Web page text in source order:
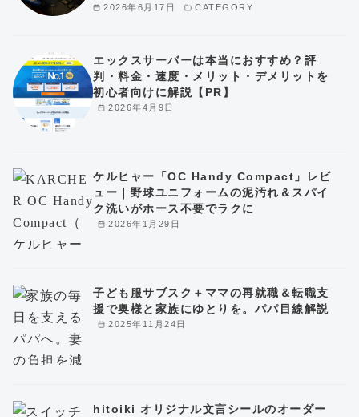
2026年6月17日 CATEGORY
2026年4月9日
エックスサーバーは本当におすすめ？評
判・料金・速度・メリット・デメリットを
初心者向けに解説【PR】
2026年1月29日
ケルヒャー「OC Handy Compact」レビ
ュー｜野球ユニフォームの泥汚れ＆スパイ
ク洗いがホース不要でラクに
2025年11月24日
子ども服サブスク＋ママの再就職＆転職支
援で奥様と家族にゆとりを。パパ目線解説
hitoiki オリジナル文言シールのオーダー